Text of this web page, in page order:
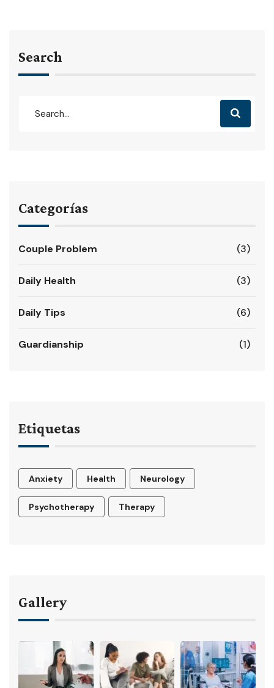
Search
Categorías
Couple Problem (3)
Daily Health (3)
Daily Tips (6)
Guardianship (1)
Etiquetas
Anxiety Health Neurology
Psychotherapy Therapy
Gallery